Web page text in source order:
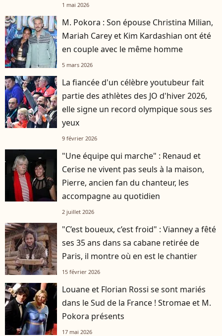
1 mai 2026
M. Pokora : Son épouse Christina Milian,
Mariah Carey et Kim Kardashian ont été
en couple avec le même homme
5 mars 2026
La fiancée d'un célèbre youtubeur fait
partie des athlètes des JO d'hiver 2026,
elle signe un record olympique sous ses
yeux
9 février 2026
"Une équipe qui marche" : Renaud et
Cerise ne vivent pas seuls à la maison,
Pierre, ancien fan du chanteur, les
accompagne au quotidien
2 juillet 2026
"C’est boueux, c’est froid" : Vianney a fêté
ses 35 ans dans sa cabane retirée de
Paris, il montre où en est le chantier
15 février 2026
Louane et Florian Rossi se sont mariés
dans le Sud de la France ! Stromae et M.
Pokora présents
17 mai 2026